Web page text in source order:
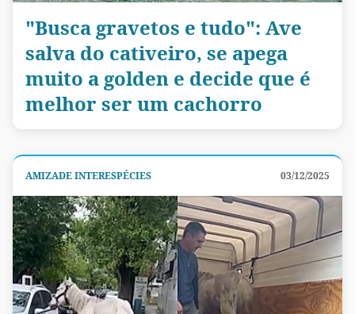
"Busca gravetos e tudo": Ave
salva do cativeiro, se apega
muito a golden e decide que é
melhor ser um cachorro
AMIZADE INTERESPÉCIES 03/12/2025